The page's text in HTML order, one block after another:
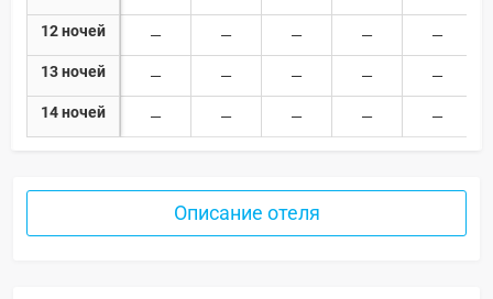
12 ночей
13 ночей
14 ночей
Описание отеля